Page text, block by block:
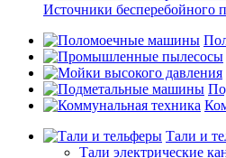
Источники бесперебойного
Тали и
Тали электрические